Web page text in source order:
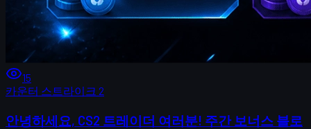
15
카운터 스트라이크 2
안녕하세요, CS2 트레이더 여러분! 주간 보너스 블로